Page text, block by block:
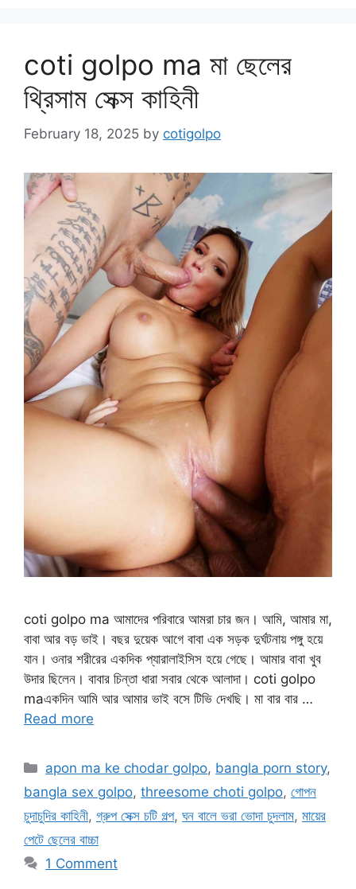
coti golpo ma মা ছেলের
থ্রিসাম সেক্স কাহিনী
February 18, 2025 by cotigolpo
coti golpo ma আমাদের পরিবারে আমরা চার জন। আমি, আমার মা,
বাবা আর বড় ভাই। বছর দুয়েক আগে বাবা এক সড়ক দুর্ঘটনায় পঙ্গু হয়ে
যান। ওনার শরীরের একদিক প্যারালাইসিস হয়ে গেছে। আমার বাবা খুব
উদার ছিলেন। বাবার চিন্তা ধারা সবার থেকে আলাদা। coti golpo
maএকদিন আমি আর আমার ভাই বসে টিভি দেখছি। মা বার বার …
Read more
Categories
apon ma ke chodar golpo, bangla porn story,
bangla sex golpo, threesome choti golpo, গোপন
চুদাচুদির কাহিনী, গ্রুপ সেক্স চটি গল্প, ঘন বালে ভরা ভোদা চুদলাম, মায়ের
পেটে ছেলের বাচ্চা
1 Comment